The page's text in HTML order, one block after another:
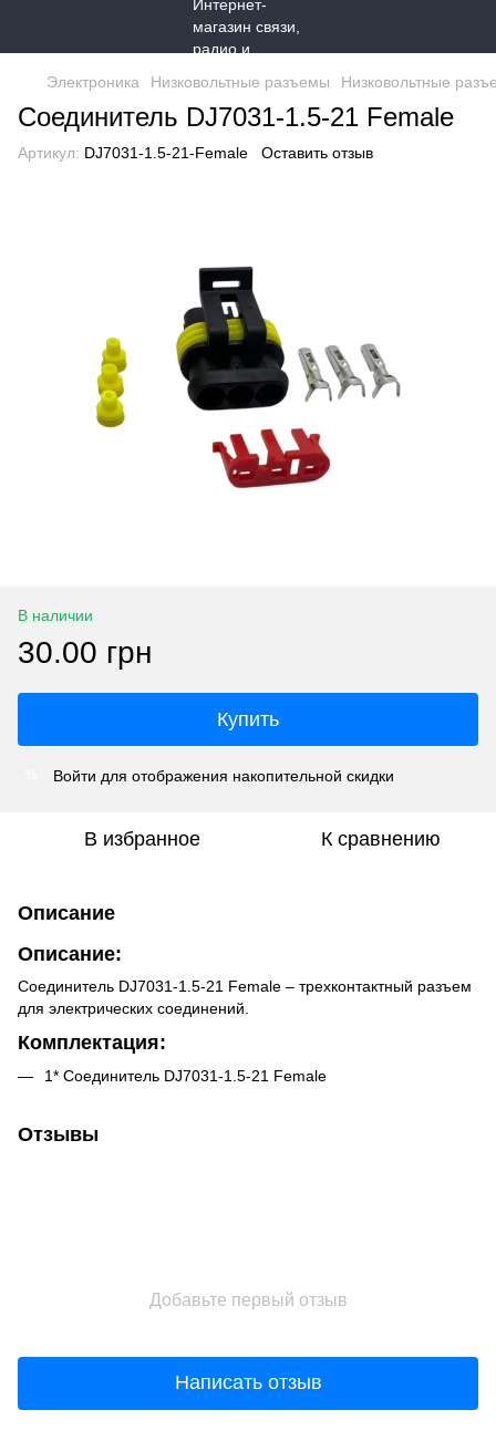
Электроника Низковольтные разъемы Низковольтные
Соединитель DJ7031-1.5-21 Female
Артикул: DJ7031-1.5-21-Female Оставить отзыв
В наличии
30.00 грн
Купить
Войти для отображения накопительной скидки
В избранное К сравнению
Описание
Описание:
Соединитель DJ7031-1.5-21 Female – трехконтактный разъем
для электрических соединений.
Комплектация:
1* Соединитель DJ7031-1.5-21 Female
Отзывы
Добавьте первый отзыв
Написать отзыв